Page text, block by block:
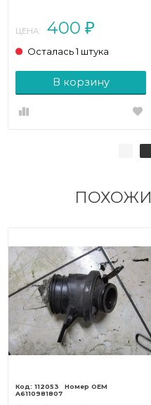
ЦЕНА: 400 ₽
Осталась 1 штука
В корзину
112053
A6110981807